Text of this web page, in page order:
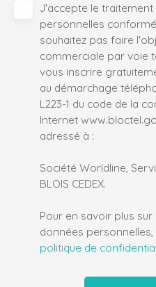
J'accepte le
personnelles
souhaitez pas faire
commerciale par voie
vous inscrire
au démarchage
L223-1 du code de la
Internet
adressé à :
Société Worldline,
BLOIS CEDEX.
Pour en savoir plus
données
politique de